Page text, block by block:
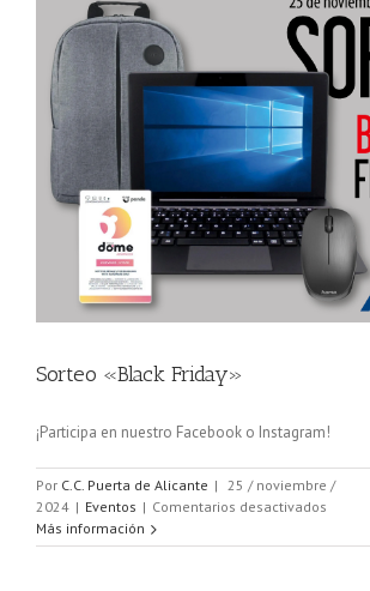
Sorteo «Black Friday»
¡Participa en nuestro Facebook o Instagram!
Por C.C. Puerta de Alicante |
25 / noviembre /
2024 | Eventos | Comentarios desactivados
«Black
Más información